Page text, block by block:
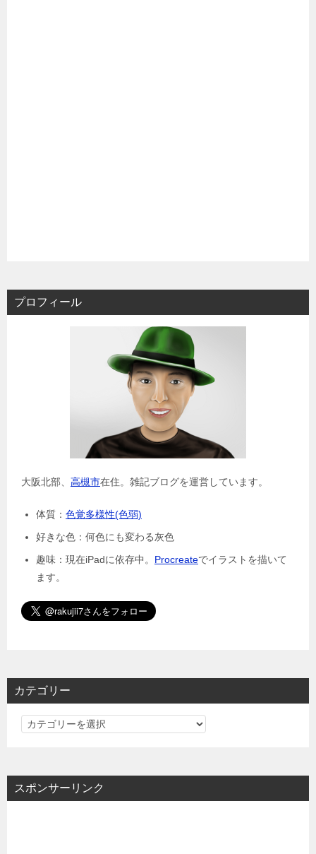
プロフィール
大阪北部、 高槻市在住。雑記ブログを運営しています。
体質： 色覚多様性(色弱)
好きな色：何色にも変わる灰色
趣味：現在iPadに依存中。 Procreateでイラストを描いて
ます。
カテゴリー
カ
リ
ー
スポンサーリンク